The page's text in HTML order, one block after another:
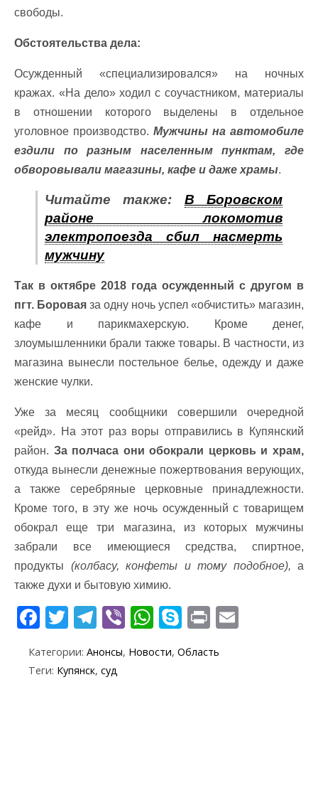
свободы.
Обстоятельства дела:
Осужденный «специализировался» на ночных
кражах. «На дело» ходил с соучастником, материалы
в отношении которого выделены в отдельное
уголовное производство. Мужчины на автомобиле
ездили по разным населенным пунктам, где
обворовывали магазины, кафе и даже храмы.
Читайте также: В Боровском
районе локомотив
электропоезда сбил насмерть
мужчину
Так в октябре 2018 года осужденный с другом в
пгт. Боровая за одну ночь успел «обчистить» магазин,
кафе и парикмахерскую. Кроме денег,
злоумышленники брали также товары. В частности, из
магазина вынесли постельное белье, одежду и даже
женские чулки.
Уже за месяц сообщники совершили очередной
«рейд». На этот раз воры отправились в Купянский
район. За полчаса они обокрали церковь и храм,
откуда вынесли денежные пожертвования верующих,
а также серебряные церковные принадлежности.
Кроме того, в эту же ночь осужденный с товарищем
обокрал еще три магазина, из которых мужчины
забрали все имеющиеся средства, спиртное,
продукты (колбасу, конфеты и тому подобное), а
также духи и бытовую химию.
F
e
T
itt
T
e
gr
Vi
er
W
at
S
k
y
Pr
t
Категории: Анонсы, Новости, Область
Теги: Купянск, суд